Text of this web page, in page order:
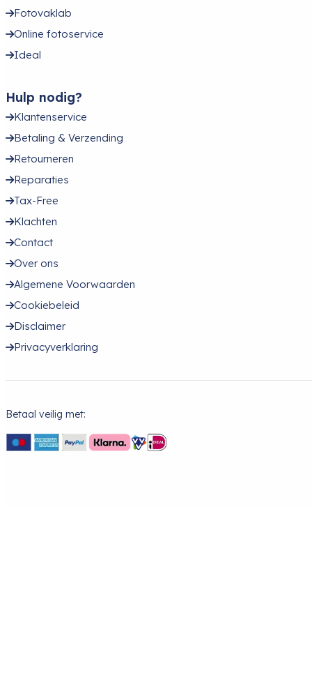
Fotovaklab
Online fotoservice
Ideal
Hulp nodig?
Klantenservice
Betaling & Verzending
Retourneren
Reparaties
Tax-Free
Klachten
Contact
Over ons
Algemene Voorwaarden
Cookiebeleid
Disclaimer
Privacyverklaring
Betaal veilig met: